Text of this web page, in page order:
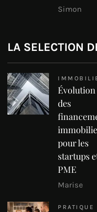
Simon
LA SELECTION
Évolution
des
pour les
startups
PME
Marise
PRATIQUE